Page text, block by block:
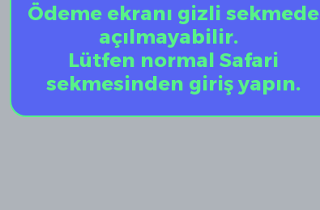
Ödeme ekranı gizli sekmede
açılmayabilir.
Lütfen normal Safari
sekmesinden giriş yapın.